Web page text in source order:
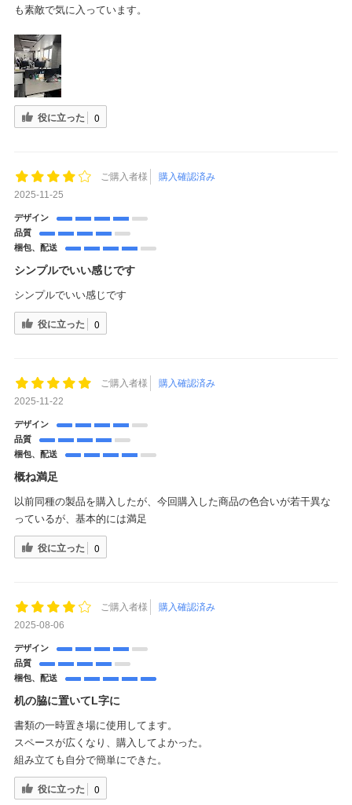
も素敵で気に入っています。
役に立った 0
ご購入者様
購入確認済み
2025-11-25
デザイン
品質
梱包、配送
シンプルでいい感じです
シンプルでいい感じです
役に立った 0
ご購入者様
購入確認済み
2025-11-22
デザイン
品質
梱包、配送
概ね満足
以前同種の製品を購入したが、今回購入した商品の色合いが若干異な
っているが、基本的には満足
役に立った 0
ご購入者様
購入確認済み
2025-08-06
デザイン
品質
梱包、配送
机の脇に置いてL字に
書類の一時置き場に使用してます。
スペースが広くなり、購入してよかった。
組み立ても自分で簡単にできた。
役に立った 0